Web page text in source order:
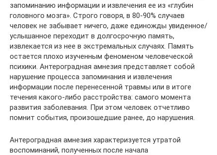
запоминанию информации и извлечения ее из «глубин
головного мозга». Строго говоря, в 80-90% случаев
человек не забывает ничего, даже единожды увиденное/
услышанное переходит в долгосрочную память,
извлекается из нее в экстремальных случаях. Память
остается плохо изученным феноменом человеческой
психики. Антероградная амнезия представляет собой
нарушение процесса запоминания и извлечения
информации после перенесенной травмы или в итоге
течения какого-либо расстройства: самого момента
развития заболевания. При этом человек отчетливо
помнит события, произошедшие ранее, до нарушения.
Антероградная амнезия характеризуется утратой
воспоминаний, полученных после начала